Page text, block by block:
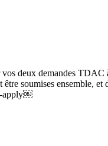
deux demandes
être soumises ensemble,
apply￼